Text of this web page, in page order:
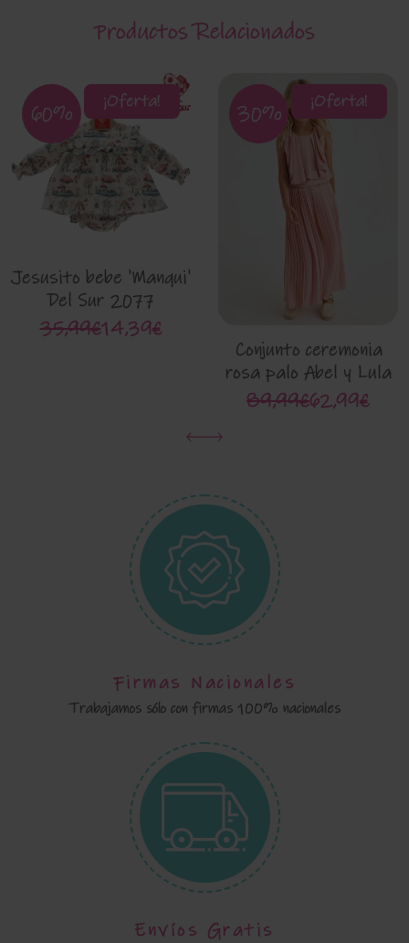
Productos Relacionados
¡Oferta!
60%
Jesusito bebe 'Manqui'
Del Sur 2077
35,99€14,39€
¡Oferta!
30%
Conjunto ceremonia
rosa palo Abel y Lula
5234
89,99€62,99€
Firmas Nacionales
Trabajamos sólo con firmas 100% nacionales
Envíos Gratis